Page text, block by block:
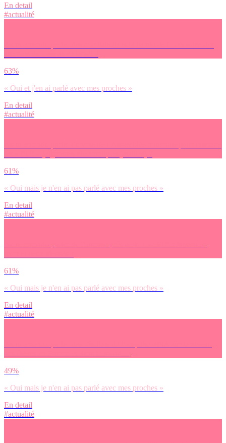
En detail
#actualité
63%
« Oui et j'en ai parlé avec mes proches »
En detail
#actualité
61%
« Oui mais je n'en ai pas parlé avec mes proches »
En detail
#actualité
61%
« Oui mais je n'en ai pas parlé avec mes proches »
En detail
#actualité
49%
« Oui mais je n'en ai pas parlé avec mes proches »
En detail
#actualité